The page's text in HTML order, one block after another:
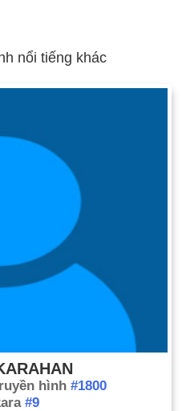
Argentina đầu hàng quân
nổi tiếng khác
hình #1800
#9